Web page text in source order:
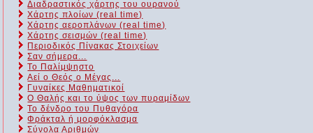
Διαδραστικός χάρτης του ουρανού
Χάρτης πλοίων (real time)
Χάρτης αεροπλάνων (real time)
Χάρτης σεισμών (real time)
Περιοδικός Πίνακας Στοιχείων
Σαν σήμερα...
Το Παλίμψηστο
Αεί ο Θεός ο Μέγας...
Γυναίκες Μαθηματικοί
Ο Θαλής και το ύψος των πυραμίδων
Το δένδρο του Πυθαγόρα
Φράκταλ ή μορφόκλασμα
Σύνολα Αριθμών